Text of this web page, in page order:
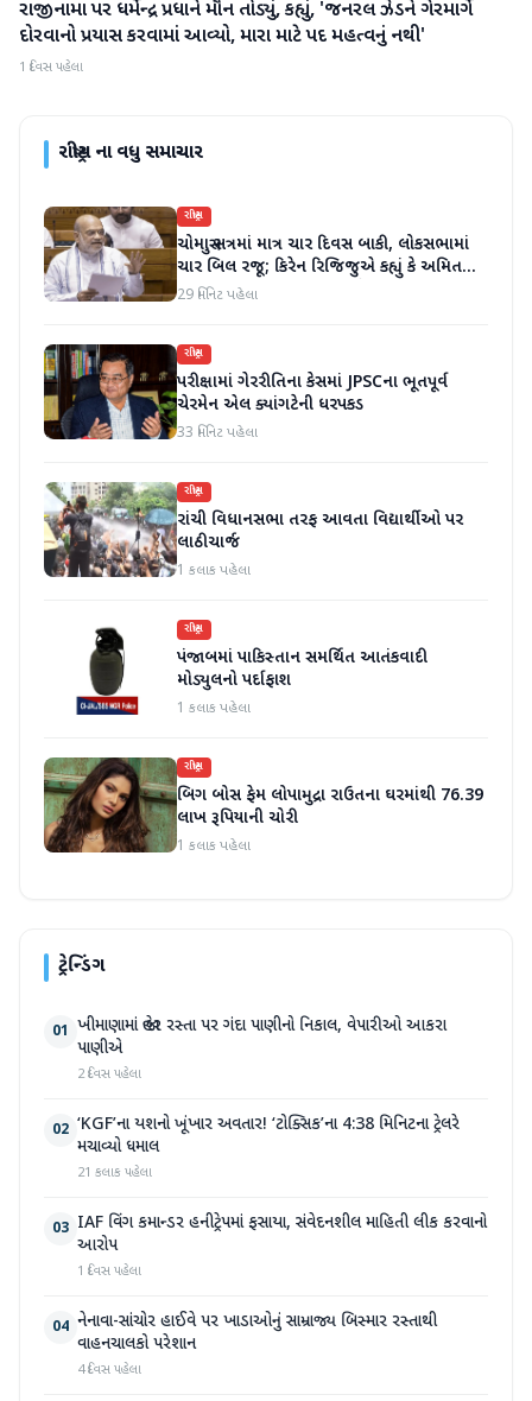
રાષ્ટ્રીય
રાજીનામા પર ધર્મેન્દ્ર પ્રધાને મૌન તોડ્યું, કહ્યું, 'જનરલ ઝેડને ગેરમાર્ગે
દોરવાનો પ્રયાસ કરવામાં આવ્યો, મારા માટે પદ મહત્વનું નથી'
1 દિવસ પહેલા
રાષ્ટ્રીયના વધુ સમાચાર
રાષ્ટ્રીય
ચોમાસુ સત્રમાં માત્ર ચાર દિવસ બાકી, લોકસભામાં
ચાર બિલ રજૂ; કિરેન રિજિજુએ કહ્યું કે અમિત
શાહ ચર્ચા પછી જવાબ આપશે
29 મિનિટ પહેલા
રાષ્ટ્રીય
પરીક્ષામાં ગેરરીતિના કેસમાં JPSCના ભૂતપૂર્વ
ચેરમેન એલ ક્યાંગટેની ધરપકડ
33 મિનિટ પહેલા
રાષ્ટ્રીય
રાંચી વિધાનસભા તરફ આવતા વિદ્યાર્થીઓ પર
લાઠીચાર્જ
1 કલાક પહેલા
રાષ્ટ્રીય
પંજાબમાં પાકિસ્તાન સમર્થિત આતંકવાદી
મોડ્યુલનો પર્દાફાશ
1 કલાક પહેલા
રાષ્ટ્રીય
બિગ બોસ ફેમ લોપામુદ્રા રાઉતના ઘરમાંથી 76.39
લાખ રૂપિયાની ચોરી
1 કલાક પહેલા
ટ્રેન્ડિંગ
01 ખીમાણામાં જાહેર રસ્તા પર ગંદા પાણીનો નિકાલ, વેપારીઓ આકરા
પાણીએ
2 દિવસ પહેલા
02 ‘KGF’ના યશનો ખૂંખાર અવતાર! ‘ટોક્સિક’ના 4:38 મિનિટના ટ્રેલરે
મચાવ્યો ધમાલ
21 કલાક પહેલા
03 IAF વિંગ કમાન્ડર હનીટ્રેપમાં ફસાયા, સંવેદનશીલ માહિતી લીક કરવાનો
આરોપ
1 દિવસ પહેલા
04 નેનાવા-સાંચોર હાઈવે પર ખાડાઓનું સામ્રાજ્ય બિસ્માર રસ્તાથી
વાહનચાલકો પરેશાન
4 દિવસ પહેલા